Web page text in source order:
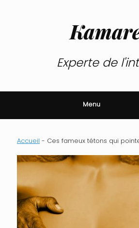
Experte de
Menu
Accueil - Ces fameux tétons qui